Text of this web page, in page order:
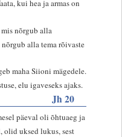
kui hea ja armas on
nõrgub alla
nõrgub alla tema rõivaste
maha Siioni mägedele.
elu igaveseks ajaks.
Jh 20
päeval oli õhtuaeg ja
uksed lukus, sest